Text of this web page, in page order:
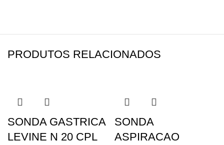
PRODUTOS RELACIONADOS
SONDA GASTRICA
LEVINE N 20 CPL
SONDA
ASPIRACAO